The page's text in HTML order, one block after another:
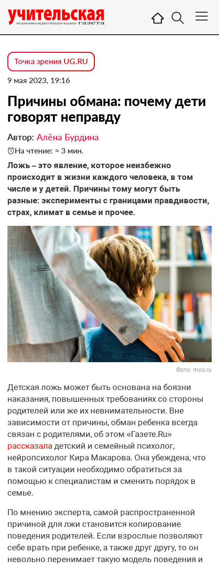
Точка зрения UG.RU
9 мая 2023, 19:16
Причины обмана: почему дети
говорят неправду
Автор: Алёна Бурдина
На чтение: ≈ 3 мин.
Ложь – это явление, которое неизбежно
происходит в жизни каждого человека, в том
числе и у детей. Причины тому могут быть
разные: эксперименты с границами правдивости,
страх, климат в семье и прочее.
Фото: mos.ru
Детская ложь может быть основана на боязни
наказания, повышенных требованиях со стороны
родителей или же их невнимательности. Вне
зависимости от причины, обман ребенка всегда
связан с родителями, об этом «Газете.Ru»
рассказала детский и семейный психолог,
нейропсихолог Кира Макарова. Она убеждена, что
в такой ситуации необходимо обратиться за
помощью к специалистам и сменить порядок в
семье.
По мнению эксперта, самой распространенной
причиной для лжи становится копирование
поведения родителей. Если взрослые позволяют
себе врать при ребенке, а также друг другу, то он
невольно перенимает такую модель поведения и